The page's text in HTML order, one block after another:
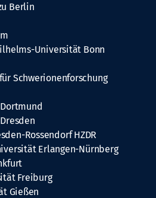
Berlin
Universität Bonn
Schwerionenforschung
Rossendorf HZDR
Erlangen-Nürnberg
Freiburg
Gießen